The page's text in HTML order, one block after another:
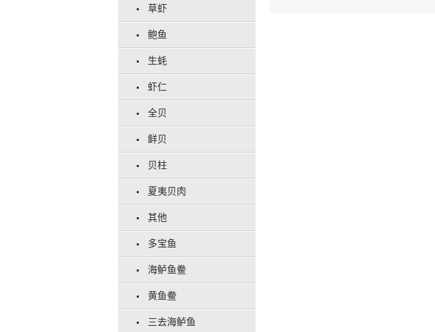
草虾
鲍鱼
生蚝
虾仁
全贝
鲜贝
贝柱
夏夷贝肉
其他
多宝鱼
海鲈鱼鲞
黄鱼鲞
三去海鲈鱼